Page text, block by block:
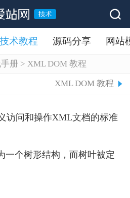
技术教程 源码分享 网站
册 > XML DOM 教程
XML DOM 教程
访问和操作XML文档的标准
一个树形结构，而树叶被定